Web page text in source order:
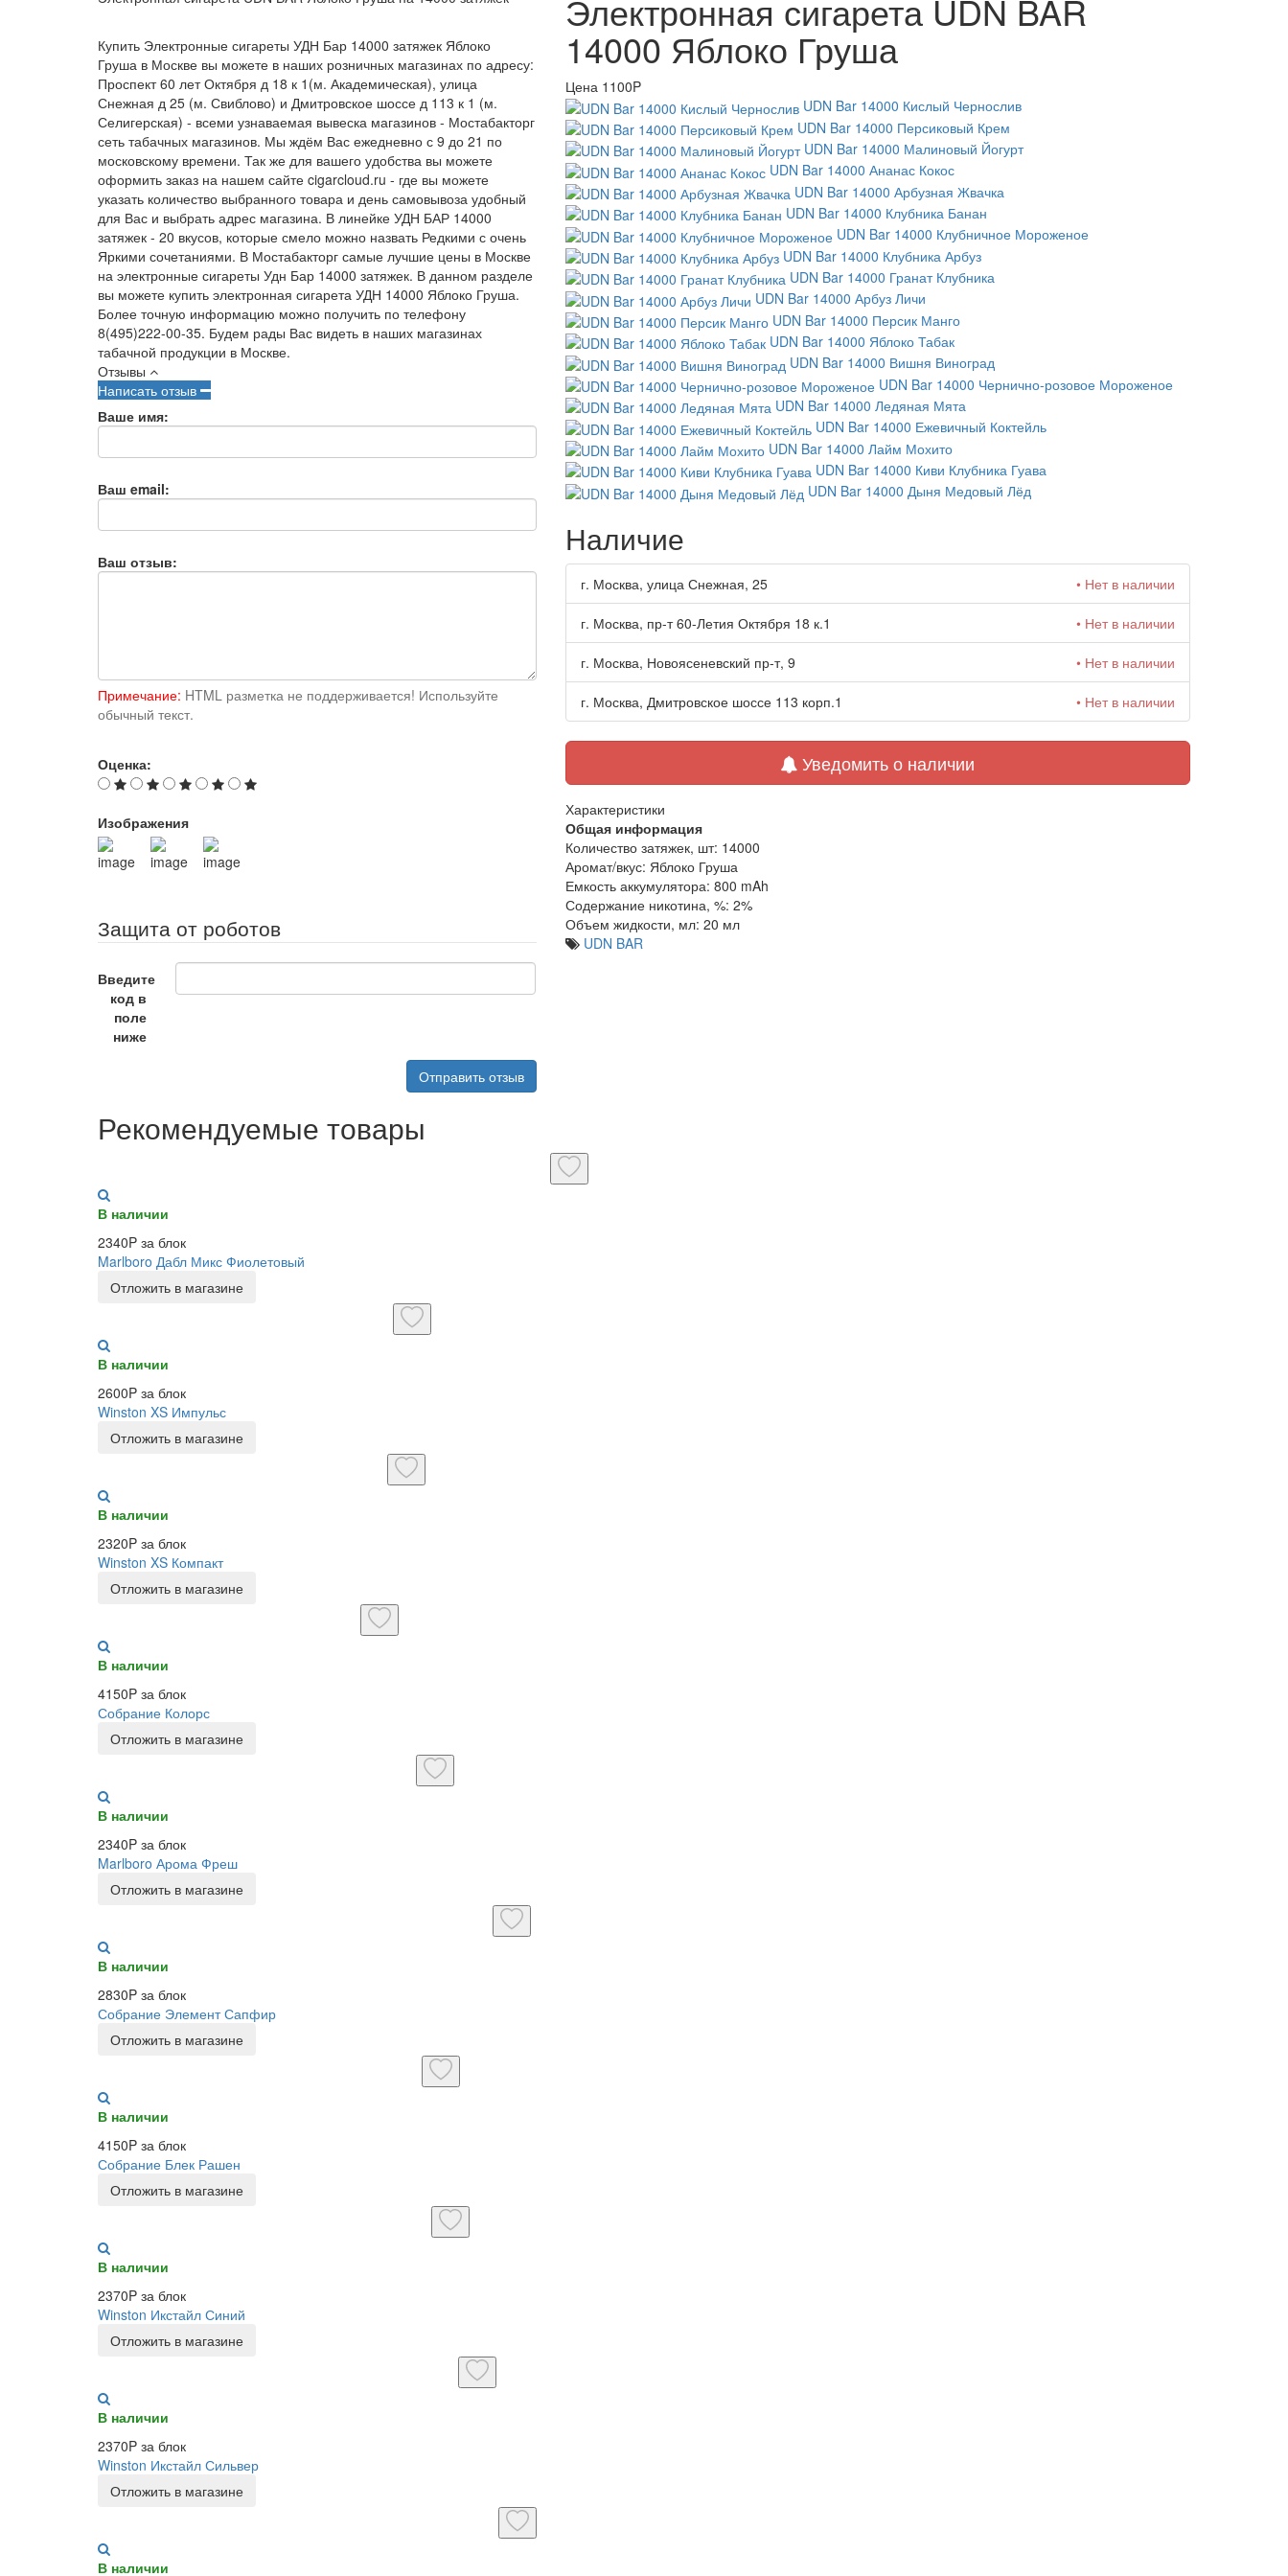
Купить Электронные сигареты УДН Бар 14000 затяжек Яблоко
Груша в Москве вы можете в наших розничных магазинах по адресу:
Проспект 60 лет Октября д 18 к 1(м. Академическая), улица
Снежная д 25 (м. Свиблово) и Дмитровское шоссе д 113 к 1 (м.
Селигерская) - всеми узнаваемая вывеска магазинов - Мостабакторг
сеть табачных магазинов. Мы ждём Вас ежедневно с 9 до 21 по
московскому времени. Так же для вашего удобства вы можете
оформить заказ на нашем сайте cigarcloud.ru - где вы можете
указать количество выбранного товара и день самовывоза удобный
для Вас и выбрать адрес магазина. В линейке УДН БАР 14000
затяжек - 20 вкусов, которые смело можно назвать Редкими с очень
Яркими сочетаниями. В Мостабакторг самые лучшие цены в Москве
на электронные сигареты Удн Бар 14000 затяжек. В данном разделе
вы можете купить электронная сигарета УДН 14000 Яблоко Груша.
Более точную информацию можно получить по телефону
8(495)222-00-35. Будем рады Вас видеть в наших магазинах
табачной продукции в Москве.
Отзывы
Написать отзыв
Ваше имя:
Ваш email:
Ваш отзыв:
Примечание: HTML разметка не поддерживается! Используйте
обычный текст.
Оценка:
Изображения
Защита от роботов
Введите
код в
поле
ниже
Отправить отзыв
Электронная сигарета UDN BAR
14000 Яблоко Груша
Цена 1100P
UDN Bar 14000 Кислый Чернослив
UDN Bar 14000 Персиковый Крем
UDN Bar 14000 Малиновый Йогурт
UDN Bar 14000 Ананас Кокос
UDN Bar 14000 Арбузная Жвачка
UDN Bar 14000 Клубника Банан
UDN Bar 14000 Клубничное Мороженое
UDN Bar 14000 Клубника Арбуз
UDN Bar 14000 Гранат Клубника
UDN Bar 14000 Арбуз Личи
UDN Bar 14000 Персик Манго
UDN Bar 14000 Яблоко Табак
UDN Bar 14000 Вишня Виноград
UDN Bar 14000 Чернично-розовое Мороженое
UDN Bar 14000 Ледяная Мята
UDN Bar 14000 Ежевичный Коктейль
UDN Bar 14000 Лайм Мохито
UDN Bar 14000 Киви Клубника Гуава
UDN Bar 14000 Дыня Медовый Лёд
Наличие
г. Москва, улица Снежная, 25 • Нет в наличии
г. Москва, пр-т 60-Летия Октября 18 к.1 • Нет в наличии
г. Москва, Новоясеневский пр-т, 9 • Нет в наличии
г. Москва, Дмитровское шоссе 113 корп.1 • Нет в наличии
Уведомить о наличии
Характеристики
Общая информация
Количество затяжек, шт: 14000
Аромат/вкус: Яблоко Груша
Емкость аккумулятора: 800 mAh
Содержание никотина, %: 2%
Объем жидкости, мл: 20 мл
UDN BAR
Рекомендуемые товары
В наличии
2340P за блок
Marlboro Дабл Микс Фиолетовый
Отложить в магазине
В наличии
2600P за блок
Winston XS Импульс
Отложить в магазине
В наличии
2320P за блок
Winston XS Компакт
Отложить в магазине
В наличии
4150P за блок
Собрание Колорс
Отложить в магазине
В наличии
2340P за блок
Marlboro Арома Фреш
Отложить в магазине
В наличии
2830P за блок
Собрание Элемент Сапфир
Отложить в магазине
В наличии
4150P за блок
Собрание Блек Рашен
Отложить в магазине
В наличии
2370P за блок
Winston Икстайл Синий
Отложить в магазине
В наличии
2370P за блок
Winston Икстайл Сильвер
Отложить в магазине
В наличии